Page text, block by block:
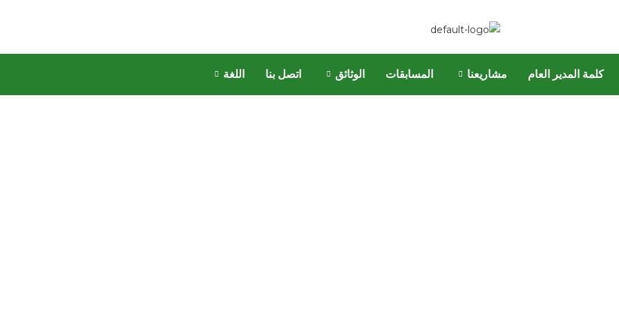
كلمة المدير العام مشاريعنا المسابقات الوثائق اتصل بنا اللغة